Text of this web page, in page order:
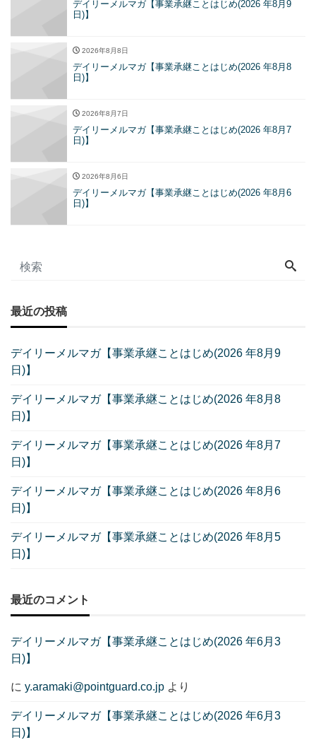
デイリーメルマガ【事業承継ことはじめ(2026 年8月9
日)】
2026年8月8日
デイリーメルマガ【事業承継ことはじめ(2026 年8月8
日)】
2026年8月7日
デイリーメルマガ【事業承継ことはじめ(2026 年8月7
日)】
2026年8月6日
デイリーメルマガ【事業承継ことはじめ(2026 年8月6
日)】
最近の投稿
デイリーメルマガ【事業承継ことはじめ(2026 年8月9
日)】
デイリーメルマガ【事業承継ことはじめ(2026 年8月8
日)】
デイリーメルマガ【事業承継ことはじめ(2026 年8月7
日)】
デイリーメルマガ【事業承継ことはじめ(2026 年8月6
日)】
デイリーメルマガ【事業承継ことはじめ(2026 年8月5
日)】
最近のコメント
デイリーメルマガ【事業承継ことはじめ(2026 年6月3
日)】
に y.aramaki@pointguard.co.jp より
デイリーメルマガ【事業承継ことはじめ(2026 年6月3
日)】